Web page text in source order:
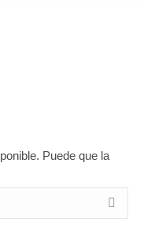
Puede que la